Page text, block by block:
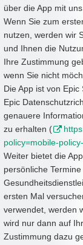
über die App mit
Wenn Sie zum
nutzen, werden wir
und Ihnen die
Ihre Zustimmung
wenn Sie nicht
Die App ist von
Epic
genauere
zu erhalten (
policy=mobile-
Weiter bietet die
persönliche
ersten Mal
verwendet, werden
wird nur dann auf
Zustimmung dazu